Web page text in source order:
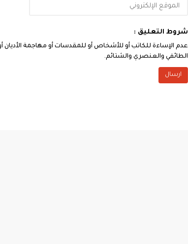
شروط التعليق :
عدم الإساءة للكاتب أو للأشخاص أو للمقدسات أو مهاجمة الأديان
الطائفي والعنصري والشتائم.